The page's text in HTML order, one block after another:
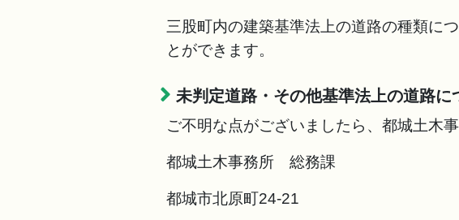
三股町内の建築基準法上の道路の種類に
とができます。
未判定道路・その他基準法上の道路に
ご不明な点がございましたら、都城土木
都城土木事務所 総務課
都城市北原町24-21